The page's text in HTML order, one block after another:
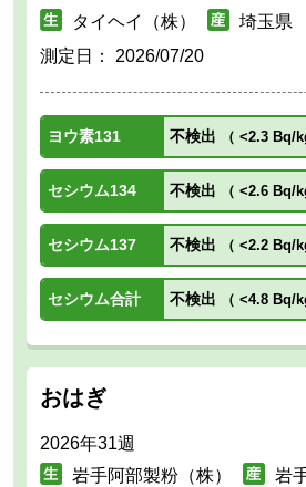
タイヘイ（株）
埼玉県
測定日： 2026/07/20
ヨウ素131 不検出 （ <2.3 Bq/
セシウム134 不検出 （ <2.6 Bq/
セシウム137 不検出 （ <2.2 Bq/
セシウム合計 不検出 （ <4.8 Bq/
おはぎ
2026年31週
岩手阿部製粉（株）
岩